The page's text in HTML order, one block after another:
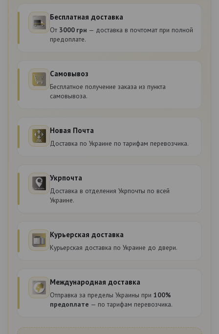
Бесплатная доставка
От 3000 грн — доставка в почтомат при полной
предоплате.
Самовывоз
Бесплатное получение заказа из пункта
самовывоза.
Новая Почта
Доставка по Украине по тарифам перевозчика.
Укрпочта
Доставка в отделения Укрпочты по всей
Украине.
Курьерская доставка
Курьерская доставка по Украине до двери.
Международная доставка
Отправка за пределы Украины при 100%
предоплате — по тарифам перевозчика.